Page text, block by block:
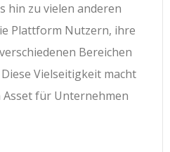
hin zu vielen anderen
Plattform Nutzern, ihre
Bereichen
Vielseitigkeit macht
für Unternehmen